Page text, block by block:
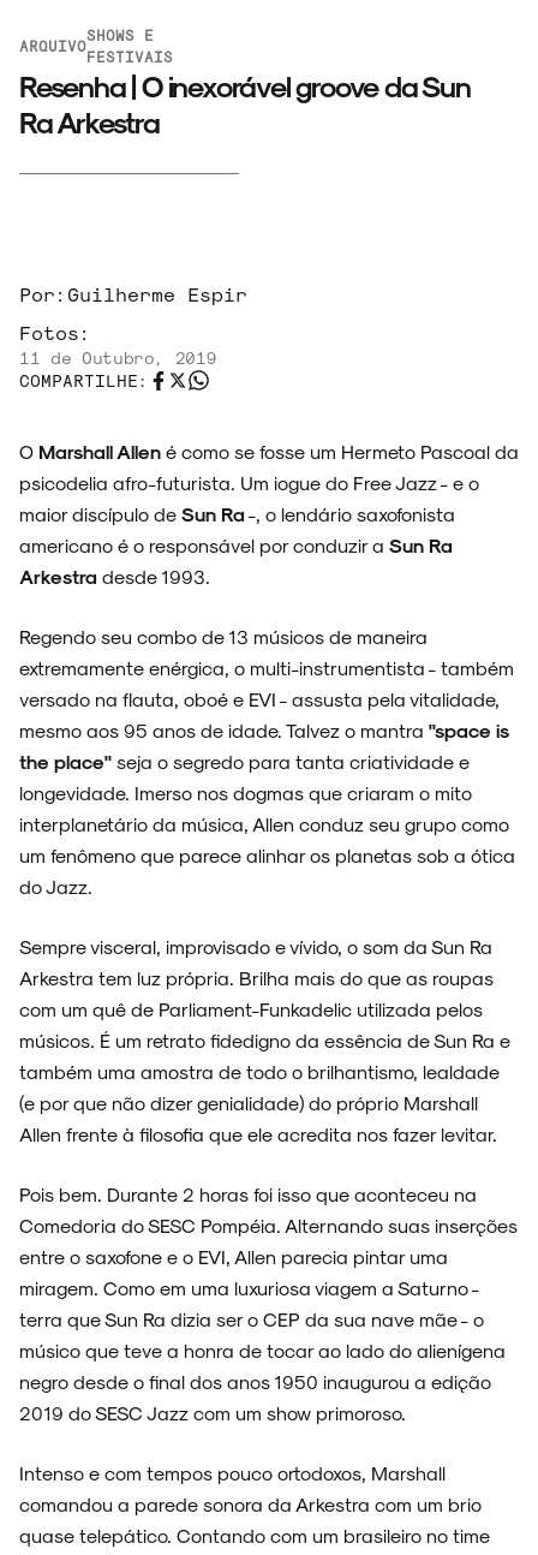
ESPECIAIS
FAIXA A FAIXA
NOVIDADES
NOIZE RECORD CLUB
ARQUIVO
SHOWS E
FESTIVAIS
Resenha | O inexorável groove da Sun
Ra Arkestra
Por: Guilherme Espir
Fotos:
11 de Outubro, 2019
COMPARTILHE:
O Marshall Allen é como se fosse um Hermeto Pascoal da
psicodelia afro-futurista. Um iogue do Free Jazz - e o
maior discípulo de Sun Ra -, o lendário saxofonista
americano é o responsável por conduzir a Sun Ra
Arkestra desde 1993.
Regendo seu combo de 13 músicos de maneira
extremamente enérgica, o multi-instrumentista - também
versado na flauta, oboé e EVI - assusta pela vitalidade,
mesmo aos 95 anos de idade. Talvez o mantra "space is
the place" seja o segredo para tanta criatividade e
longevidade. Imerso nos dogmas que criaram o mito
interplanetário da música, Allen conduz seu grupo como
um fenômeno que parece alinhar os planetas sob a ótica
do Jazz.
Sempre visceral, improvisado e vívido, o som da Sun Ra
Arkestra tem luz própria. Brilha mais do que as roupas
com um quê de Parliament-Funkadelic utilizada pelos
músicos. É um retrato fidedigno da essência de Sun Ra e
também uma amostra de todo o brilhantismo, lealdade
(e por que não dizer genialidade) do próprio Marshall
Allen frente à filosofia que ele acredita nos fazer levitar.
Pois bem. Durante 2 horas foi isso que aconteceu na
Comedoria do SESC Pompéia. Alternando suas inserções
entre o saxofone e o EVI, Allen parecia pintar uma
miragem. Como em uma luxuriosa viagem a Saturno -
terra que Sun Ra dizia ser o CEP da sua nave mãe - o
músico que teve a honra de tocar ao lado do alienígena
negro desde o final dos anos 1950 inaugurou a edição
2019 do SESC Jazz com um show primoroso.
Intenso e com tempos pouco ortodoxos, Marshall
comandou a parede sonora da Arkestra com um brio
quase telepático. Contando com um brasileiro no time